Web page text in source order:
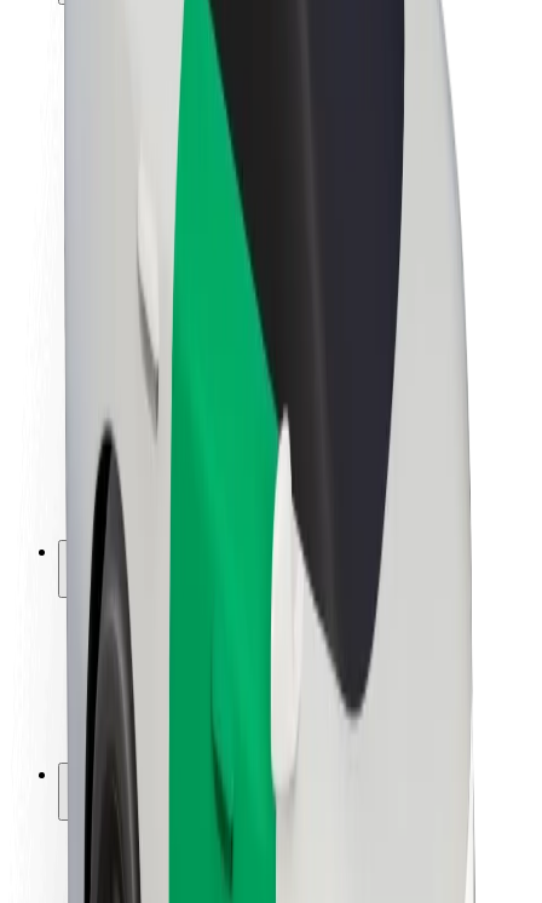
Про компанію Bolt
Сталий розвиток у Bolt
Проєкт Нуль
Пресцентр
Правила використання бренду
Місія
Зв’язки з інвесторами
Керівництво
Бренд
Медіа
Урбаністичний фонд
Безпека
Безпека пасажирів
Безпека водіїв
Безпека електросамокатів
Лабораторія безпеки
Розташування
Міські рішення